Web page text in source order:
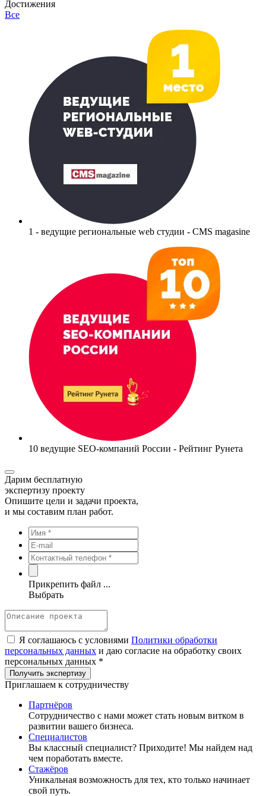
Достижения
Все
1 - ведущие региональные web студии - CMS magasine
10 ведущие SEO-компаний России - Рейтинг Рунета
Дарим бесплатную
экспертизу проекту
Опишите цели и задачи проекта,
и мы составим план работ.
Прикрепить файл ...
Выбрать
Я соглашаюсь с условиями Политики обработки
персональных данных и даю согласие на обработку своих
персональных данных *
Приглашаем к сотрудничеству
Партнёров
Сотрудничество c нами может стать новым витком в
развитии вашего бизнеса.
Специалистов
Вы классный специалист? Приходите! Мы найдем над
чем поработать вместе.
Стажёров
Уникальная возможность для тех, кто только начинает
свой путь.